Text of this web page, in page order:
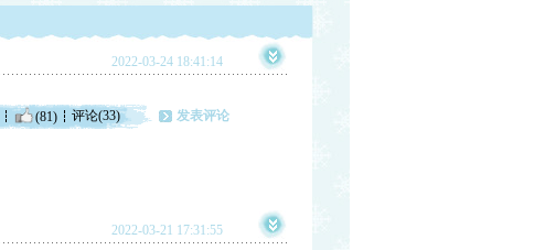
2022-03-24 18:41:14
(81) 评论(33) 发表评论
2022-03-21 17:31:55